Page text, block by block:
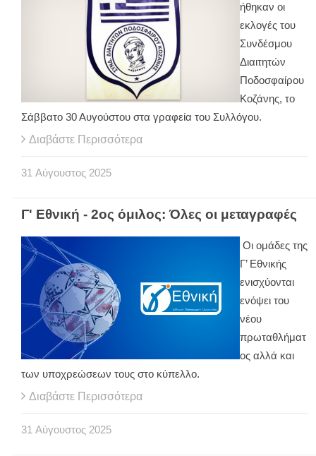
ήθηκαν οι
εκλογές του
Συνδέσμου
Διαιτητών
Ποδοσφαίρου
Κοζάνης, το
Σάββατο 30 Αυγούστου στα γραφεία του Συλλόγου.
Διαβάστε Περισσότερα
31 Αύγουστος 2025
Γ' Εθνική - 2ος όμιλος: Όλες οι μεταγραφές
Οι ομάδες της
Γ’ Εθνικής
ενισχύονται
ενόψει του
νέου
πρωταθλήματ
ος αλλά και
των υποχρεώσεων τους στο κύπελλο.
Διαβάστε Περισσότερα
31 Αύγουστος 2025